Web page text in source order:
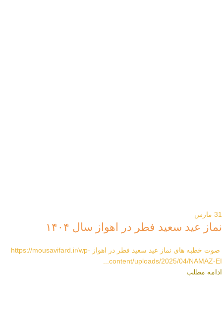
31 مارس
نماز عید سعید فطر در اهواز سال ۱۴۰۴
صوت خطبه های نماز عید سعید فطر در اهواز https://mousavifard.ir/wp-
content/uploads/2025/04/NAMAZ-EI...
ادامه مطلب